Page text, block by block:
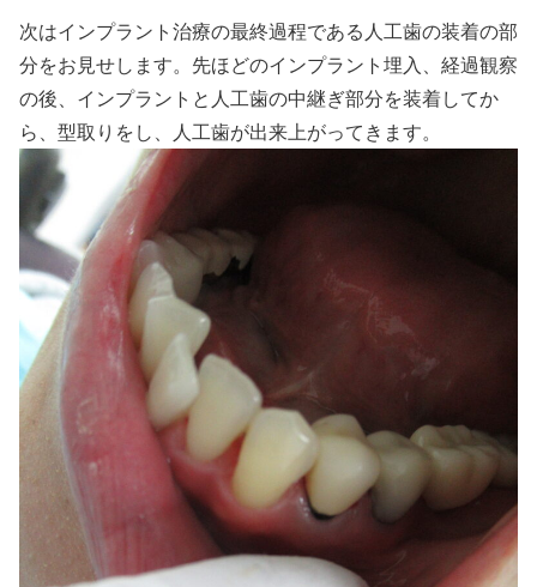
次はインプラント治療の最終過程である人工歯の装着の部
分をお見せします。先ほどのインプラント埋入、経過観察
の後、インプラントと人工歯の中継ぎ部分を装着してか
ら、型取りをし、人工歯が出来上がってきます。